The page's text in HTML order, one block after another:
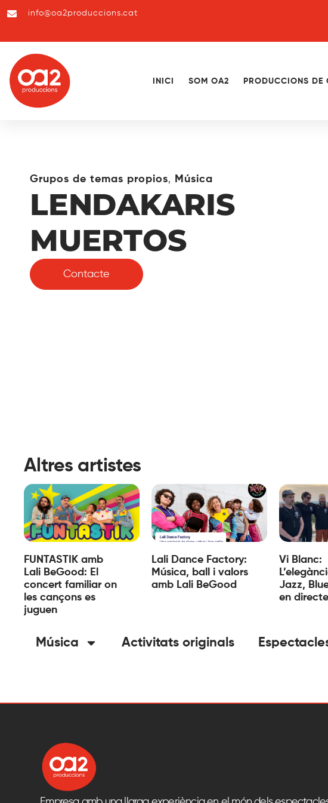
info@oa2produccions.cat
INICI SOM OA2 PRODUCCIONS DE
Grupos de temas propios, Música
LENDAKARIS
MUERTOS
Contacte
Altres artistes
FUNTASTIK amb
Lali BeGood: El
concert familiar on
les cançons es
juguen
Lali Dance Factory:
Música, ball i valors
amb Lali BeGood
Vi Blanc:
Jazz,
en directe
Música Activitats originals